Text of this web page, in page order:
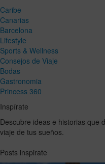
Caribe
Canarias
Barcelona
Lifestyle
Sports & Wellness
Consejos de Viaje
Bodas
Gastronomia
Princess 360
Inspírate
Descubre ideas e historias que
viaje de tus sueños.
Posts inspirate